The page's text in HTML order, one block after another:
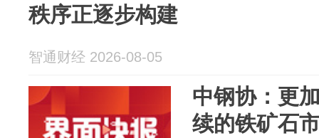
秩序正逐步构建
智通财经 2026-08-05
中钢协：更
续的铁矿石